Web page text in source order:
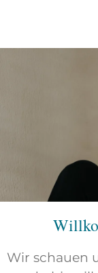
Wir schauen